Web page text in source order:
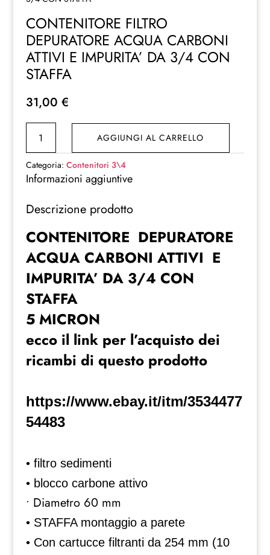
CONTENITORE FILTRO
DEPURATORE ACQUA CARBONI
ATTIVI E IMPURITA’ DA 3/4 CON
STAFFA
31,00 €
FILTRO
DEPURATORE
ACQUA
ATTIVI
IMPURITA'
DA
3/4
CON
STAFFA
quantità
AGGIUNGI AL CARRELLO
Categoria: Contenitori 3\4
Informazioni aggiuntive
Descrizione prodotto
CONTENITORE DEPURATORE
ACQUA CARBONI ATTIVI E
IMPURITA’ DA 3/4 CON
STAFFA
5 MICRON
ecco il link per l’acquisto dei
ricambi di questo prodotto
https://www.ebay.it/itm/3534477
54483
• filtro sedimenti
• blocco carbone attivo
• Diametro 60 mm
• STAFFA montaggio a parete
• Con cartucce filtranti da 254 mm (10